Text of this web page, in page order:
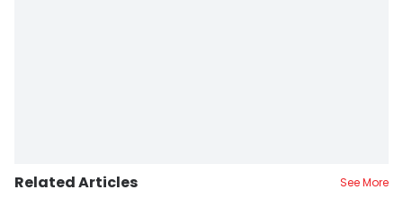
Related Articles See More